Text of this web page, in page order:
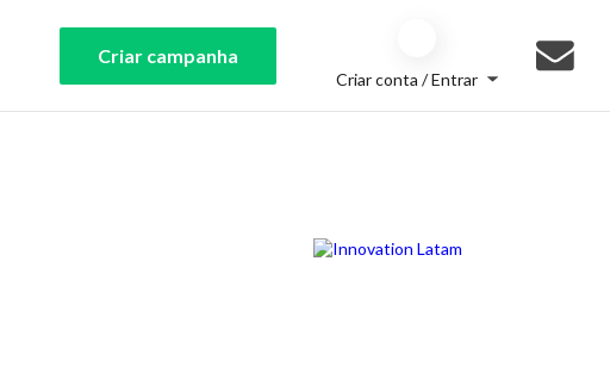
Criar campanha
Criar conta / Entrar